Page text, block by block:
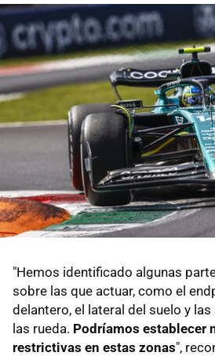
"Hemos identificado algunas
sobre las que actuar, como el
delantero, el lateral del suelo y
las rueda. Podríamos establecer
restrictivas en estas zonas",